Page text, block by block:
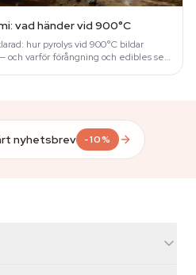
vad händer vid 900°C
hur pyrolys vid 900°C bildar
och varför förångning och edibles ser
nyhetsbrev -10%